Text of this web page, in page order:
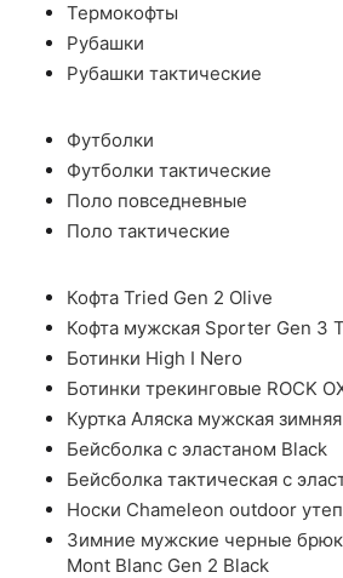
Термокофты
Рубашки
Рубашки тактические
Футболки
Футболки тактические
Поло повседневные
Поло тактические
Кофта Tried Gen 2 Olive
Кофта мужская Sporter Gen 3
Ботинки High I Nero
Ботинки трекинговые ROCK
Куртка Аляска мужская
Бейсболка с эластаном Black
Бейсболка тактическая с
Носки Chameleon outdoor
Зимние мужские черные
Mont Blanc Gen 2 Black